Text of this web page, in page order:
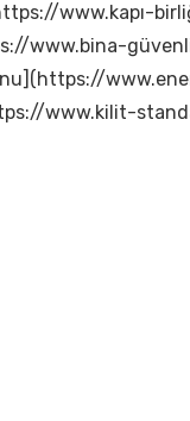
www.kapı-
www.bina-
www.kilit-